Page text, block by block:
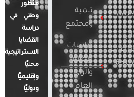
تنمية
ومجتمع
دراسات
الإعلام
والرأي
العام
منظور
وطني في
دراسة
القضايا
الاستراتيجية
محليًا
وإقليميًا
ودوليًا